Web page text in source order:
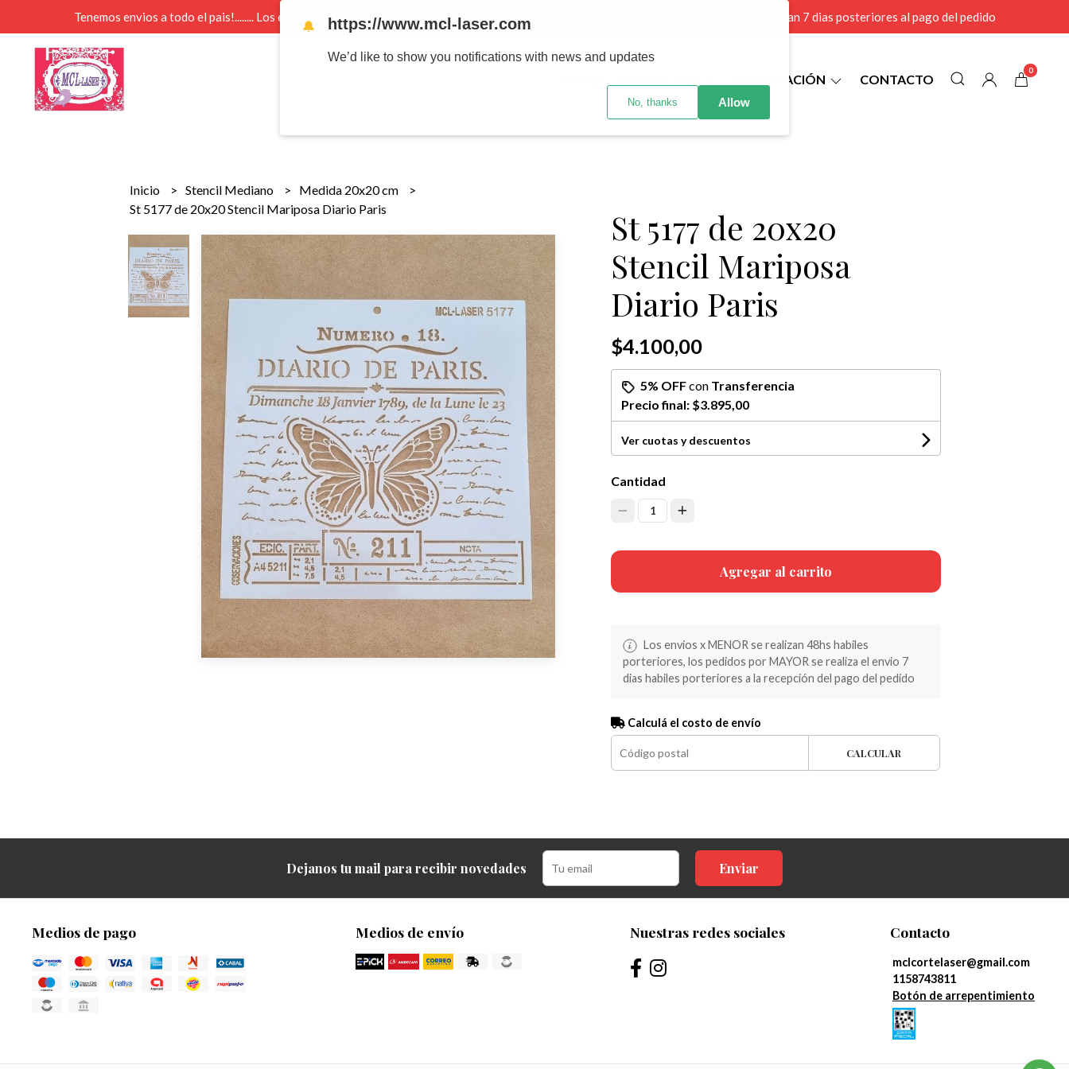
Tenemos envios a todo el pais!........ Los envios Por MENOR se realizan 48 hs habiles porteriores al pago , los pedidos por MAYOR se envian 7 dias posteriores al pago del pedido
INFORMACIÓN CONTACTO
0
Inicio Stencil Mediano
Medida 20x20 cm
St 5177 de 20x20 Stencil Mariposa Diario Paris
St 5177 de 20x20
Stencil Mariposa
Diario Paris
$4.100,00
5% OFFcon Transferencia
Precio final: $3.895,00
Ver cuotas y descuentos
Cantidad
1
Agregar al carrito
Los envios x MENOR se realizan 48hs habiles
porteriores, los pedidos por MAYOR se realiza el envio 7
dias habiles porteriores a la recepción del pago del pedido
Calculá el costo de envío
CALCULAR
Dejanos tu mail para recibir novedades Enviar
Medios de pago Medios de envío Nuestras redes sociales Contacto
mclcortelaser@gmail.com
1158743811
Botón de arrepentimiento
🔔 https://www.mcl-laser.com
We’d like to show you notifications with news and updates
No, thanks Allow